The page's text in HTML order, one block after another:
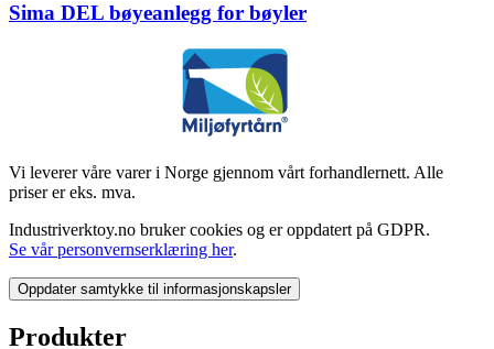
Sima DEL bøyeanlegg for bøyler
Vi leverer våre varer i Norge gjennom vårt forhandlernett. Alle
priser er eks. mva.
Industriverktoy.no bruker cookies og er oppdatert på GDPR.
Se vår personvernserklæring her.
Oppdater samtykke til informasjonskapsler
Produkter